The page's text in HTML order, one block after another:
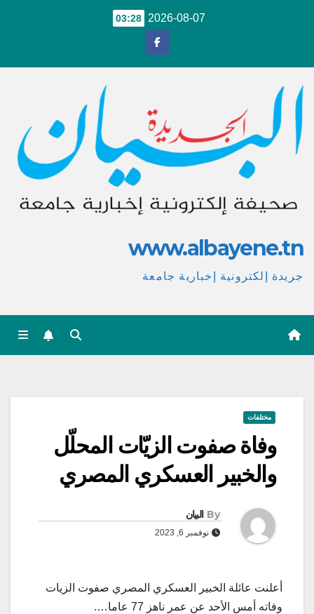
2026-08-07
03:28
www.albayene.tn
جريدة إلكترونية إخبارية جامعة
مختلفات
وفاة صفوت الزيّات المحلّل
والخبير العسكري المصري
By البيان
نوفمبر 6, 2023
أعلنت عائلة الخبير العسكري المصري صفوت الزيات
وفاته أمس الأحد عن عمر ناهز 77 عاما….